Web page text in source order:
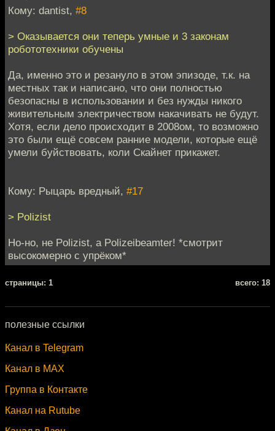
Кому: dantist, #8
> Оказывается они теперь умные и 3 законам
робототехники обучены
Да, именно это и резануло в этом эпизоде, т.к. на
местных так и написано, что они полностью
безопасны в использовании и без нужды никого
живительным электричеством накачивать не будут.
Хотя, если дело происходит в 2008ом, то возможно
это были ещё совсем ранние модели, которые ещё
умели буйствовать, коли Скайнет прикажет.
Кому: Рыцарь вредный, #17
> Polizist
Но-но, не Polizist, a Polizeibeamter! *смотрит
высокомерно с упрёком*
cтраницы: 1 всего: 18
полезные ссылки
Канал в Telegram
Канал в MAX
Группа в Контакте
Канал на Rutube